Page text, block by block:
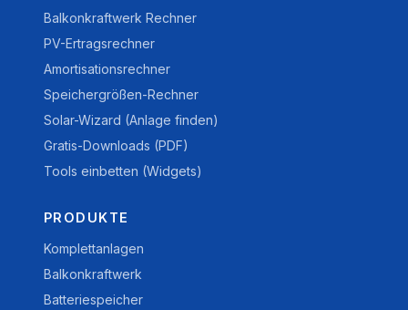
Balkonkraftwerk Rechner
PV-Ertragsrechner
Amortisationsrechner
Speichergrößen-Rechner
Solar-Wizard (Anlage finden)
Gratis-Downloads (PDF)
Tools einbetten (Widgets)
PRODUKTE
Komplettanlagen
Balkonkraftwerk
Batteriespeicher